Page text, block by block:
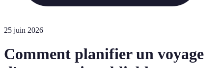
25 juin 2026
Comment planifier un voyage